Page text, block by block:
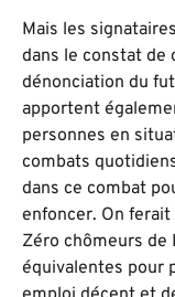
Mais les
dans le constat de
dénonciation du
apportent
personnes en
combats
dans ce combat
enfoncer. On
Zéro chômeurs de
équivalentes pour